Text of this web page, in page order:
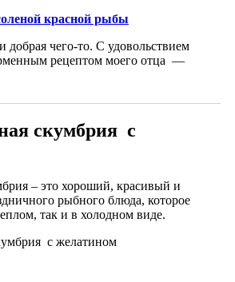
красной рыбы
добрая чего-то. С удовольствием
рецептом моего отца —
скумбрия с
– это хороший, красивый и
рыбного блюда, которое
так и в холодном виде.